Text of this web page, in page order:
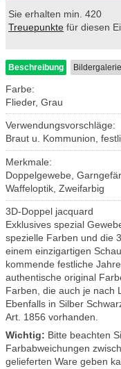
Sie erhalten min. 420
Treuepunkte für diesen
Beschreibung Bildergalerie
Farbe:
Flieder, Grau
Verwendungsvorschläge:
Braut u. Kommunion,
Merkmale:
Doppelgewebe,
Waffeloptik, Zweifarbig
3D-Doppel jacquard
Exklusives spezial
spezielle Farben und die
einem einzigartigen
kommende festliche
authentische original
Farben, die auch je nach
Ebenfalls in Silber
Art. 1856 vorhanden.
Wichtig: Bitte beachten
Farbabweichungen
gelieferten Ware geben